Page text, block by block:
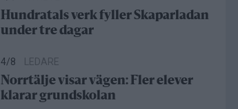
Hundratals verk fyller Skaparladan
under tre dagar
4/8 LEDARE
Norrtälje visar vägen: Fler elever
klarar grundskolan